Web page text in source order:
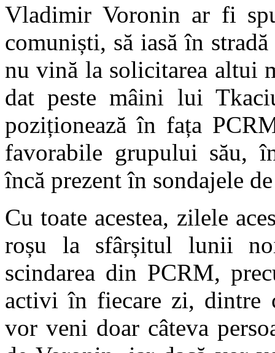
Vladimir Voronin ar fi
comuniști, să iasă în
nu vină la solicitarea altui
dat peste mâini lui
poziționează în fața
favorabile grupului său,
încă prezent în sondajele
Cu toate acestea, zilele
roșu la sfârșitul lunii
scindarea din PCRM,
activi în fiecare zi, dintre
vor veni doar câteva